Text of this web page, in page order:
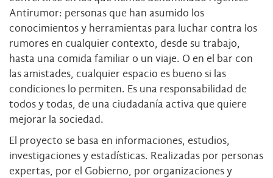
Antirumor: personas que han asumido los
conocimientos y herramientas para luchar contra los
rumores en cualquier contexto, desde su trabajo,
hasta una comida familiar o un viaje. O en el bar con
las amistades, cualquier espacio es bueno si las
condiciones lo permiten. Es una responsabilidad de
todos y todas, de una ciudadanía activa que quiere
mejorar la sociedad.
El proyecto se basa en informaciones, estudios,
investigaciones y estadísticas. Realizadas por personas
expertas, por el Gobierno, por organizaciones y